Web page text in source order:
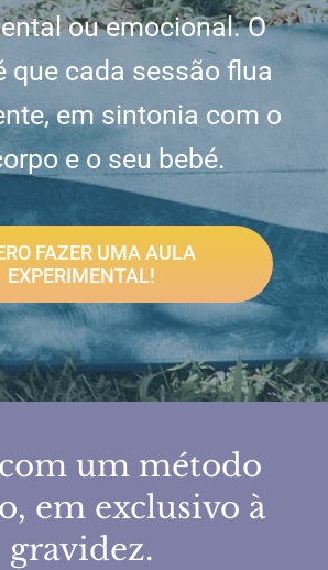
ou emocional. O
que cada sessão flua
em sintonia com o
e o seu bebé.
FAZER UMA AULA
EXPERIMENTAL!
um método
em exclusivo à
gravidez.